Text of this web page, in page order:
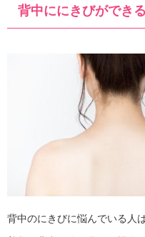
背中ににきびができ
背中のにきびに悩んでいる人